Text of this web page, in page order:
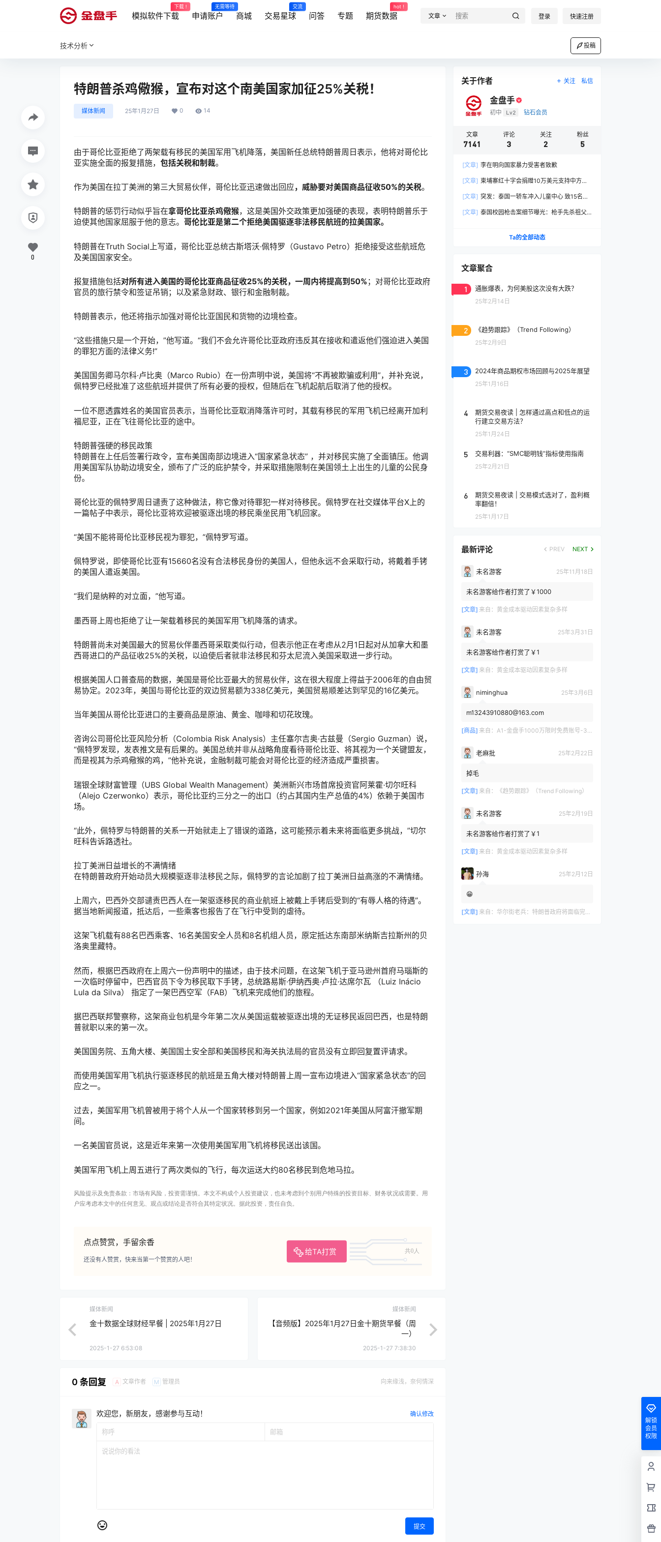
模拟软件下载
下载 !
申请账户
无需等待
商城 交易星球
交流
问答 专题 期货数据
hot !
文章 登录 快速注册
技术分析 投稿
特朗普杀鸡儆猴，宣布对这个南美国家加征25%关税！
媒体新闻 25年1月27日 0 14
由于哥伦比亚拒绝了两架载有移民的美国军用飞机降落，美国新任总统特朗普周日表示，他将对哥伦比
亚实施全面的报复措施， 包括关税和制裁。
作为美国在拉丁美洲的第三大贸易伙伴，哥伦比亚迅速做出回应 ，威胁要对美国商品征收50%的关税。
特朗普的惩罚行动似乎旨在拿哥伦比亚杀鸡儆猴，这是美国外交政策更加强硬的表现，表明特朗普乐于
迫使其他国家屈服于他的意志。 哥伦比亚是第二个拒绝美国驱逐非法移民航班的拉美国家。
特朗普在Truth Social上写道，哥伦比亚总统古斯塔沃·佩特罗（Gustavo Petro）拒绝接受这些航班危
及美国国家安全。
报复措施包括对所有进入美国的哥伦比亚商品征收25%的关税，一周内将提高到50% ；对哥伦比亚政府
官员的旅行禁令和签证吊销；以及紧急财政、银行和金融制裁。
特朗普表示，他还将指示加强对哥伦比亚国民和货物的边境检查。
“这些措施只是一个开始，”他写道。“我们不会允许哥伦比亚政府违反其在接收和遣返他们强迫进入美国
的罪犯方面的法律义务!”
美国国务卿马尔科·卢比奥（Marco Rubio）在一份声明中说，美国将“不再被欺骗或利用”，并补充说，
佩特罗已经批准了这些航班并提供了所有必要的授权，但随后在飞机起航后取消了他的授权。
一位不愿透露姓名的美国官员表示，当哥伦比亚取消降落许可时，其载有移民的军用飞机已经离开加利
福尼亚，正在飞往哥伦比亚的途中。
特朗普强硬的移民政策
特朗普在上任后签署行政令，宣布美国南部边境进入“国家紧急状态” ，并对移民实施了全面镇压。他调
用美国军队协助边境安全，颁布了广泛的庇护禁令，并采取措施限制在美国领土上出生的儿童的公民身
份。
哥伦比亚的佩特罗周日谴责了这种做法，称它像对待罪犯一样对待移民。佩特罗在社交媒体平台X上的
一篇帖子中表示，哥伦比亚将欢迎被驱逐出境的移民乘坐民用飞机回家。
“美国不能将哥伦比亚移民视为罪犯，”佩特罗写道。
佩特罗说，即使哥伦比亚有15660名没有合法移民身份的美国人，但他永远不会采取行动，将戴着手铐
的美国人遣返美国。
“我们是纳粹的对立面，”他写道。
墨西哥上周也拒绝了让一架载着移民的美国军用飞机降落的请求。
特朗普尚未对美国最大的贸易伙伴墨西哥采取类似行动，但表示他正在考虑从2月1日起对从加拿大和墨
西哥进口的产品征收25%的关税，以迫使后者就非法移民和芬太尼流入美国采取进一步行动。
根据美国人口普查局的数据，美国是哥伦比亚最大的贸易伙伴，这在很大程度上得益于2006年的自由贸
易协定。2023年，美国与哥伦比亚的双边贸易额为338亿美元，美国贸易顺差达到罕见的16亿美元。
当年美国从哥伦比亚进口的主要商品是原油、黄金、咖啡和切花玫瑰。
咨询公司哥伦比亚风险分析（Colombia Risk Analysis）主任塞尔吉奥·古兹曼（Sergio Guzman）说，
“佩特罗发现，发表推文是有后果的。美国总统并非从战略角度看待哥伦比亚、将其视为一个关键盟友，
而是视其为杀鸡儆猴的鸡，”他补充说，金融制裁可能会对哥伦比亚的经济造成严重损害。
瑞银全球财富管理（UBS Global Wealth Management）美洲新兴市场首席投资官阿莱霍·切尔旺科
（Alejo Czerwonko）表示，哥伦比亚约三分之一的出口（约占其国内生产总值的4%）依赖于美国市
场。
“此外，佩特罗与特朗普的关系一开始就走上了错误的道路，这可能预示着未来将面临更多挑战，”切尔
旺科告诉路透社。
拉丁美洲日益增长的不满情绪
在特朗普政府开始动员大规模驱逐非法移民之际，佩特罗的言论加剧了拉丁美洲日益高涨的不满情绪。
上周六，巴西外交部谴责巴西人在一架驱逐移民的商业航班上被戴上手铐后受到的“有辱人格的待遇”。
据当地新闻报道，抵达后，一些乘客也报告了在飞行中受到的虐待。
这架飞机载有88名巴西乘客、16名美国安全人员和8名机组人员，原定抵达东南部米纳斯吉拉斯州的贝
洛奥里藏特。
然而，根据巴西政府在上周六一份声明中的描述，由于技术问题，在这架飞机于亚马逊州首府马瑙斯的
一次临时停留中，巴西官员下令为移民取下手铐，总统路易斯·伊纳西奥·卢拉·达席尔瓦 （Luiz Inácio
Lula da Silva） 指定了一架巴西空军（FAB）飞机来完成他们的旅程。
据巴西联邦警察称，这架商业包机是今年第二次从美国运载被驱逐出境的无证移民返回巴西，也是特朗
普就职以来的第一次。
美国国务院、五角大楼、美国国土安全部和美国移民和海关执法局的官员没有立即回复置评请求。
而使用美国军用飞机执行驱逐移民的航班是五角大楼对特朗普上周一宣布边境进入“国家紧急状态”的回
应之一。
过去，美国军用飞机曾被用于将个人从一个国家转移到另一个国家，例如2021年美国从阿富汗撤军期
间。
一名美国官员说，这是近年来第一次使用美国军用飞机将移民送出该国。
美国军用飞机上周五进行了两次类似的飞行，每次运送大约80名移民到危地马拉。
风险提示及免责条款：市场有风险，投资需谨慎。本文不构成个人投资建议，也未考虑到个别用户特殊的投资目标、财务状况或需要。用
户应考虑本文中的任何意见、观点或结论是否符合其特定状况。据此投资，责任自负。
点点赞赏，手留余香
给TA打赏 共0人
还没有人赞赏，快来当第一个赞赏的人吧！
0
媒体新闻
金十数据全球财经早餐 | 2025年1月27日
2025-1-27 6:53:08
媒体新闻
【音频版】2025年1月27日金十期货早餐（周
一）
2025-1-27 7:38:30
0 条回复 A 文章作者 M 管理员 向来缘浅，奈何情深
欢迎您，新朋友，感谢参与互动！ 确认修改
提交
关于作者 关注 私信
金盘手
初中 Lv2 钻石会员
文章
7141
评论
3
关注
2
粉丝
5
[文章] 李在明向国家暴力受害者致歉
[文章] 柬埔寨红十字会捐赠10万美元支持中方抗
[文章] 突发：泰国一轿车冲入儿童中心 致15名儿
[文章] 泰国校园枪击案细节曝光：枪手先杀祖父
Ta的全部动态
文章聚合
1 通胀爆表，为何美股这次没有大跌？
25年2月14日
2 《趋势跟踪》（Trend Following）
25年2月9日
3 2024年商品期权市场回顾与2025年展望
25年1月16日
4
期货交易夜读 | 怎样通过高点和低点的运
行建立交易方法？
25年1月24日
5 交易利器：“SMC聪明钱”指标使用指南
25年2月21日
6
期货交易夜读 | 交易模式选对了，盈利概
率翻倍！
25年1月17日
最新评论 PREV NEXT
未名游客 25年11月18日
未名游客给作者打赏了￥1000
[文章] 来自： 黄金成本驱动因素复杂多样
未名游客 25年3月31日
未名游客给作者打赏了￥1
[文章] 来自： 黄金成本驱动因素复杂多样
niminghua 25年3月6日
m13243910880@163.com
[商品] 来自： A1-金盘手1000万限时免费账号-30天/次/用户
老麻批 25年2月22日
掉毛
[文章] 来自： 《趋势跟踪》（Trend Following）
未名游客 25年2月19日
未名游客给作者打赏了￥1
[文章] 来自： 黄金成本驱动因素复杂多样
孙海 25年2月12日
😁
[文章] 来自： 华尔街老兵：特朗普政府将面临完美风暴，长期看好黄金
解锁
会员
权限